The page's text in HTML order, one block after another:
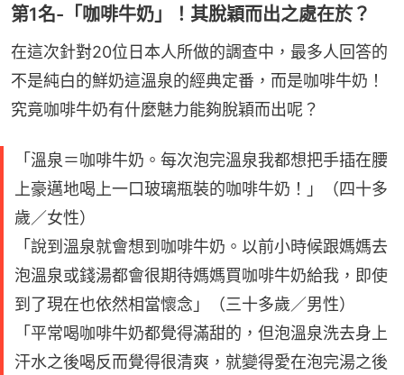
第1名-「咖啡牛奶」！其脫穎而出之處在於？
在這次針對20位日本人所做的調查中，最多人回答的
不是純白的鮮奶這溫泉的經典定番，而是咖啡牛奶！
究竟咖啡牛奶有什麼魅力能夠脫穎而出呢？
「溫泉＝咖啡牛奶。每次泡完溫泉我都想把手插在腰
上豪邁地喝上一口玻璃瓶裝的咖啡牛奶！」（四十多
歲／女性）
「說到溫泉就會想到咖啡牛奶。以前小時候跟媽媽去
泡溫泉或錢湯都會很期待媽媽買咖啡牛奶給我，即使
到了現在也依然相當懷念」（三十多歲／男性）
「平常喝咖啡牛奶都覺得滿甜的，但泡溫泉洗去身上
汗水之後喝反而覺得很清爽，就變得愛在泡完湯之後